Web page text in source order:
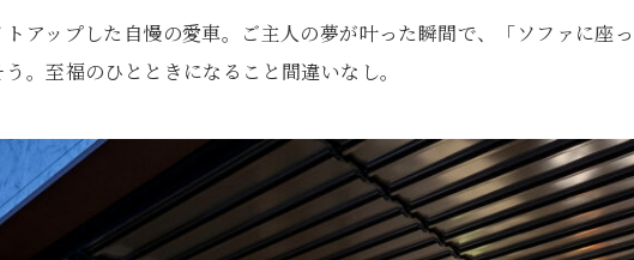
アップした自慢の愛車。ご主人の夢が叶った瞬間で、「ソファに座
。至福のひとときになること間違いなし。